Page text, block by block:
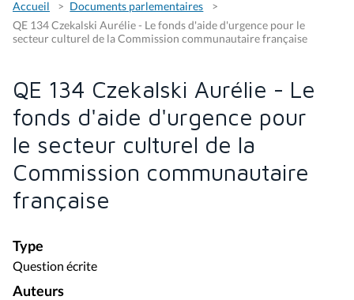
Accueil
Documents parlementaires
QE 134 Czekalski Aurélie - Le fonds d'aide d'urgence pour le
secteur culturel de la Commission communautaire française
QE 134 Czekalski Aurélie - Le
fonds d'aide d'urgence pour
le secteur culturel de la
Commission communautaire
française
Type
Question écrite
Auteurs